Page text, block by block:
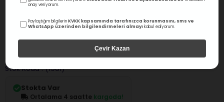
Nic Superline
Nic Superline K.file Kanal Eğesi
0.0 Değerlendirme
Stok Kodu (1981)
Stokta Var
Ortalama 4 saatte kargoda!
onay veriyorum.
Paylaştığım bilgilerinKVKK kapsamında tarafınızca korunmasını, sms ve
WhatsApp üzerinden bilgilendirmeleri almayı kabul ediyorum.
Çevir Kazan